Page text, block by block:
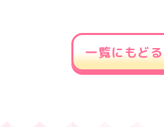
一覧にもどる